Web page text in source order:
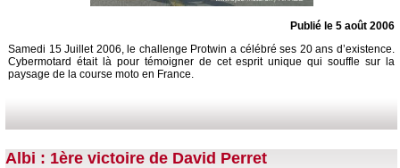
Publié le 5 août 2006
Samedi 15 Juillet 2006, le challenge Protwin a célébré ses 20 ans d’existence.
Cybermotard était là pour témoigner de cet esprit unique qui souffle sur la
paysage de la course moto en France.
Albi : 1ère victoire de David Perret